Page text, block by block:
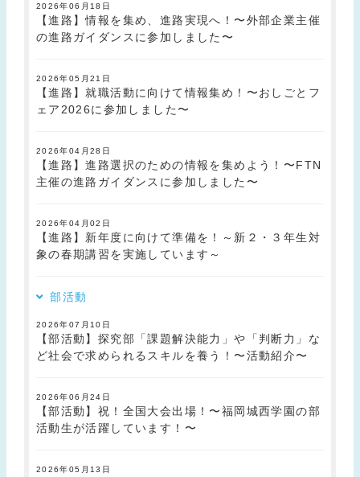
2026年06月18日
【進路】情報を集め、進路実現へ！〜外部企業主催
の進路ガイダンスに参加しました〜
2026年05月21日
【進路】就職活動に向けて情報集め！〜おしごとフ
ェア2026に参加しました〜
2026年04月28日
【進路】進路選択のための情報を集めよう！〜FTN
主催の進路ガイダンスに参加しました〜
2026年04月02日
【進路】新年度に向けて準備を！～新２・３年生対
象の春期講習を実施しています～
部活動
2026年07月10日
【部活動】探究部「課題解決能力」や「判断力」な
ど社会で求められるスキルを養う！〜活動紹介〜
2026年06月24日
【部活動】祝！全国大会出場！〜福岡城西学園の部
活動生が活躍しています！〜
2026年05月13日